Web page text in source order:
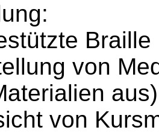
von
aus)
von